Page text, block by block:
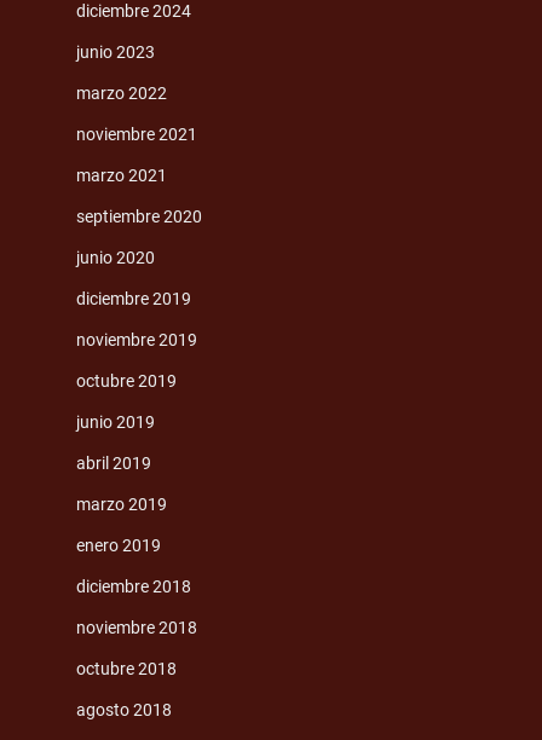
diciembre 2024
junio 2023
marzo 2022
noviembre 2021
marzo 2021
septiembre 2020
junio 2020
diciembre 2019
noviembre 2019
octubre 2019
junio 2019
abril 2019
marzo 2019
enero 2019
diciembre 2018
noviembre 2018
octubre 2018
agosto 2018